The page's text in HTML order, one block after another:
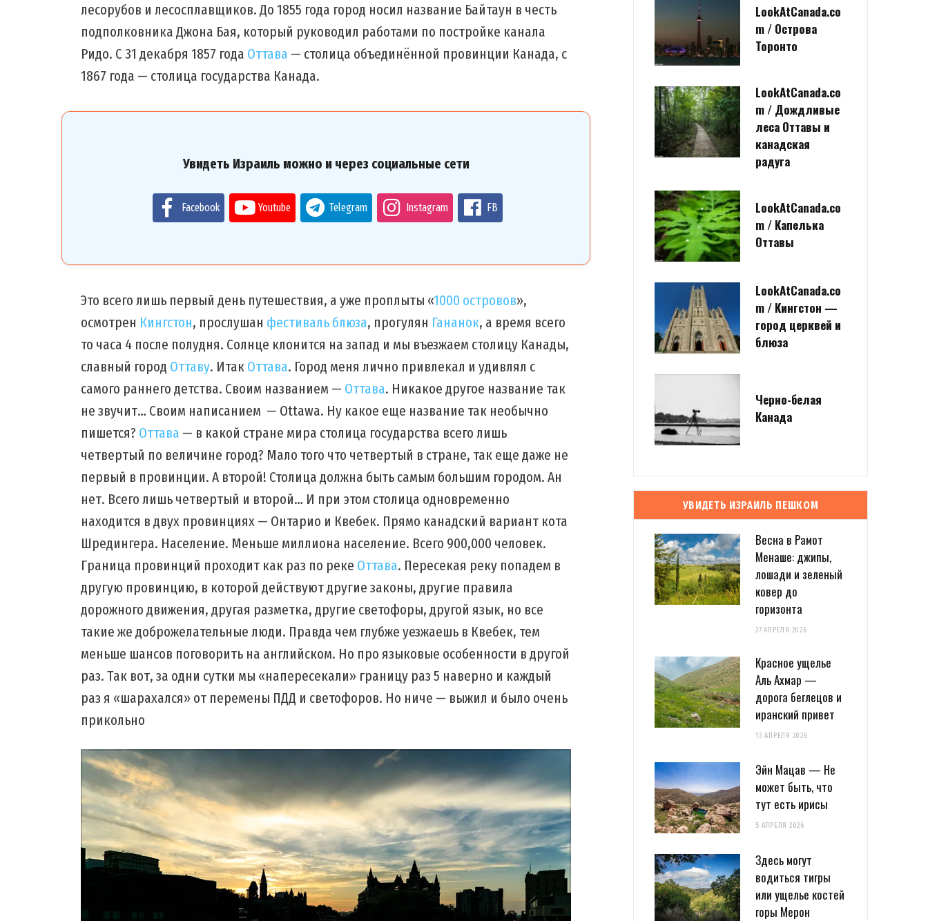
лесорубов и лесосплавщиков. До 1855 года город носил название Байтаун в честь
подполковника Джона Бая, который руководил работами по постройке канала
Ридо. С 31 декабря 1857 года Оттава — столица объединённой провинции Канада, с
1867 года — столица государства Канада.
Увидеть Израиль можно и через социальные сети
Facebook Youtube Telegram Instagram FB
Это всего лишь первый день путешествия, а уже проплыты «1000 островов»,
осмотрен Кингстон, прослушан фестиваль блюза, прогулян Гананок, а время всего
то часа 4 после полудня. Солнце клонится на запад и мы въезжаем столицу Канады,
славный город Оттаву. ИтакОттава. Город меня лично привлекал и удивлял с
самого раннего детства. Своим названием — Оттава. Никакое другое название так
не звучит… Своим написанием — Ottawa. Ну какое еще название так необычно
пишется? Оттава — в какой стране мира столица государства всего лишь
четвертый по величине город? Мало того что четвертый в стране, так еще даже не
первый в провинции. А второй! Столица должна быть самым большим городом. Ан
нет. Всего лишь четвертый и второй… И при этом столица одновременно
находится в двух провинциях — Онтарио и Квебек. Прямо канадский вариант кота
Шредингера. Население. Меньше миллиона население. Всего 900,000 человек.
Граница провинций проходит как раз по реке Оттава. Пересекая реку попадем в
другую провинцию, в которой действуют другие законы, другие правила
дорожного движения, другая разметка, другие светофоры, другой язык, но все
такие же доброжелательные люди. Правда чем глубже уезжаешь в Квебек, тем
меньше шансов поговорить на английском. Но про языковые особенности в другой
раз. Так вот, за одни сутки мы «напересекали» границу раз 5 наверно и каждый
раз я «шарахался» от перемены ПДД и светофоров. Но ниче — выжил и было очень
прикольно
LookAtCanada.co
m / Острова
Торонто
LookAtCanada.co
m / Дождливые
леса Оттавы и
канадская
радуга
LookAtCanada.co
m / Капелька
Оттавы
LookAtCanada.co
m / Кингстон —
город церквей и
блюза
Черно-белая
Канада
УВИДЕТЬ ИЗРАИЛЬ ПЕШКОМ
Весна в Рамот
Менаше: джипы,
лошади и зеленый
ковер до
горизонта
27 АПРЕЛЯ 2026
Красное ущелье
Аль Ахмар —
дорога беглецов и
иранский привет
13 АПРЕЛЯ 2026
Эйн Мацав — Не
может быть, что
тут есть ирисы
5 АПРЕЛЯ 2026
Здесь могут
водиться тигры
или ущелье костей
горы Мерон